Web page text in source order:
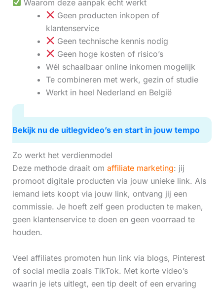
Waarom deze aanpak écht werkt
Geen producten inkopen of
klantenservice
Geen technische kennis nodig
Geen hoge kosten of risico’s
Wél schaalbaar online inkomen mogelijk
Te combineren met werk, gezin of studie
Werkt in heel Nederland en België
Bekijk nu de uitlegvideo’s en start in jouw tempo
Zo werkt het verdienmodel
Deze methode draait om affiliate marketing: jij
promoot digitale producten via jouw unieke link. Als
iemand iets koopt via jouw link, ontvang jij een
commissie. Je hoeft zelf geen producten te maken,
geen klantenservice te doen en geen voorraad te
houden.
Veel affiliates promoten hun link via blogs, Pinterest
of social media zoals TikTok. Met korte video’s
waarin je iets uitlegt, een tip deelt of een ervaring